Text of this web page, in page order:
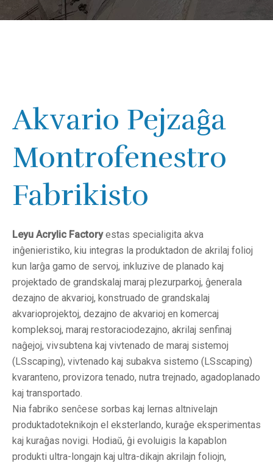
Akvario Pejzaĝa
Montrofenestro
Fabrikisto
Leyu Acrylic Factoryestas specialigita akva
inĝenieristiko, kiu integras la produktadon de akrilaj folioj
kun larĝa gamo de servoj, inkluzive de planado kaj
projektado de grandskalaj maraj plezurparkoj, ĝenerala
dezajno de akvarioj, konstruado de grandskalaj
akvarioprojektoj, dezajno de akvarioj en komercaj
kompleksoj, maraj restoraciodezajno, akrilaj senfinaj
naĝejoj, vivsubtena kaj vivtenado de maraj sistemoj
(LSscaping), vivtenado kaj subakva sistemo (LSscaping)
kvaranteno, provizora tenado, nutra trejnado, agadoplanado
kaj transportado.
Nia fabriko senĉese sorbas kaj lernas altnivelajn
produktadoteknikojn el eksterlando, kuraĝe eksperimentas
kaj kuraĝas novigi. Hodiaŭ, ĝi evoluigis la kapablon
produkti ultra-longajn kaj ultra-dikajn akrilajn foliojn,